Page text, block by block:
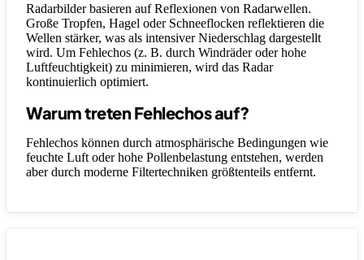
Radarbilder basieren auf Reflexionen von Radarwellen.
Große Tropfen, Hagel oder Schneeflocken reflektieren die
Wellen stärker, was als intensiver Niederschlag dargestellt
wird. Um Fehlechos (z. B. durch Windräder oder hohe
Luftfeuchtigkeit) zu minimieren, wird das Radar
kontinuierlich optimiert.
Warum treten Fehlechos auf?
Fehlechos können durch atmosphärische Bedingungen wie
feuchte Luft oder hohe Pollenbelastung entstehen, werden
aber durch moderne Filtertechniken größtenteils entfernt.